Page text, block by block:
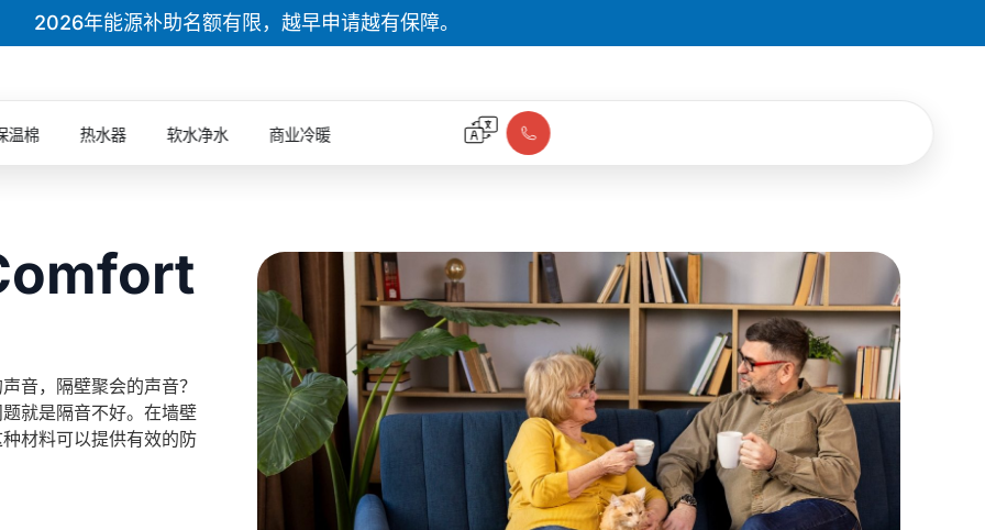
2026年能源补助名额有限，越早申请越有保障。
温棉 热水器 软水净水 商业冷暖
音，隔壁聚会的声音？
就是隔音不好。在墙壁
材料可以提供有效的防